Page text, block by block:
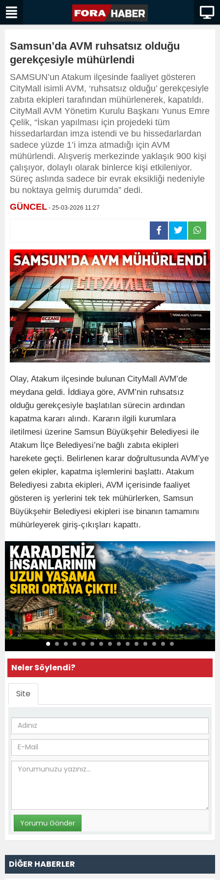
Samsun’da AVM ruhsatsız olduğu
gerekçesiyle mühürlendi
SAMSUN’un Atakum ilçesinde faaliyet gösteren
CityMall isimli AVM, ‘ruhsatsız olduğu’ gerekçesiyle
zabıta ekipleri tarafından mühürlenerek, kapatıldı.
CityMall AVM Yönetim Kurulu Başkanı Yunus Emre
Çelik, “İskan yapılması için projedeki tüm
hissedarlardan imza istendi ve bu hissedarlardan
sadece yüzde 1’i imza atmadığı için AVM
mühürlendi. Alışveriş merkezinde yaklaşık 900 kişi
çalışıyor, dolaylı olarak binlerce kişi etkileniyor.
Süreç aslında sadece bir evrak eksikliği nedeniyle
bu noktaya gelmiş durumda” dedi.
GÜNCEL - 25-03-2026 11:27
Olay, Atakum ilçesinde bulunan CityMall AVM’de
meydana geldi. İddiaya göre, AVM’nin ruhsatsız
olduğu gerekçesiyle başlatılan sürecin ardından
kapatma kararı alındı. Kararın ilgili kurumlara
iletilmesi üzerine Samsun Büyükşehir Belediyesi ile
Atakum İlçe Belediyesi’ne bağlı zabıta ekipleri
harekete geçti. Belirlenen karar doğrultusunda AVM’ye
gelen ekipler, kapatma işlemlerini başlattı. Atakum
Belediyesi zabıta ekipleri, AVM içerisinde faaliyet
gösteren iş yerlerini tek tek mühürlerken, Samsun
Büyükşehir Belediyesi ekipleri ise binanın tamamını
mühürleyerek giriş-çıkışları kapattı.
Neler Söylendi?
Site
DİĞER HABERLER